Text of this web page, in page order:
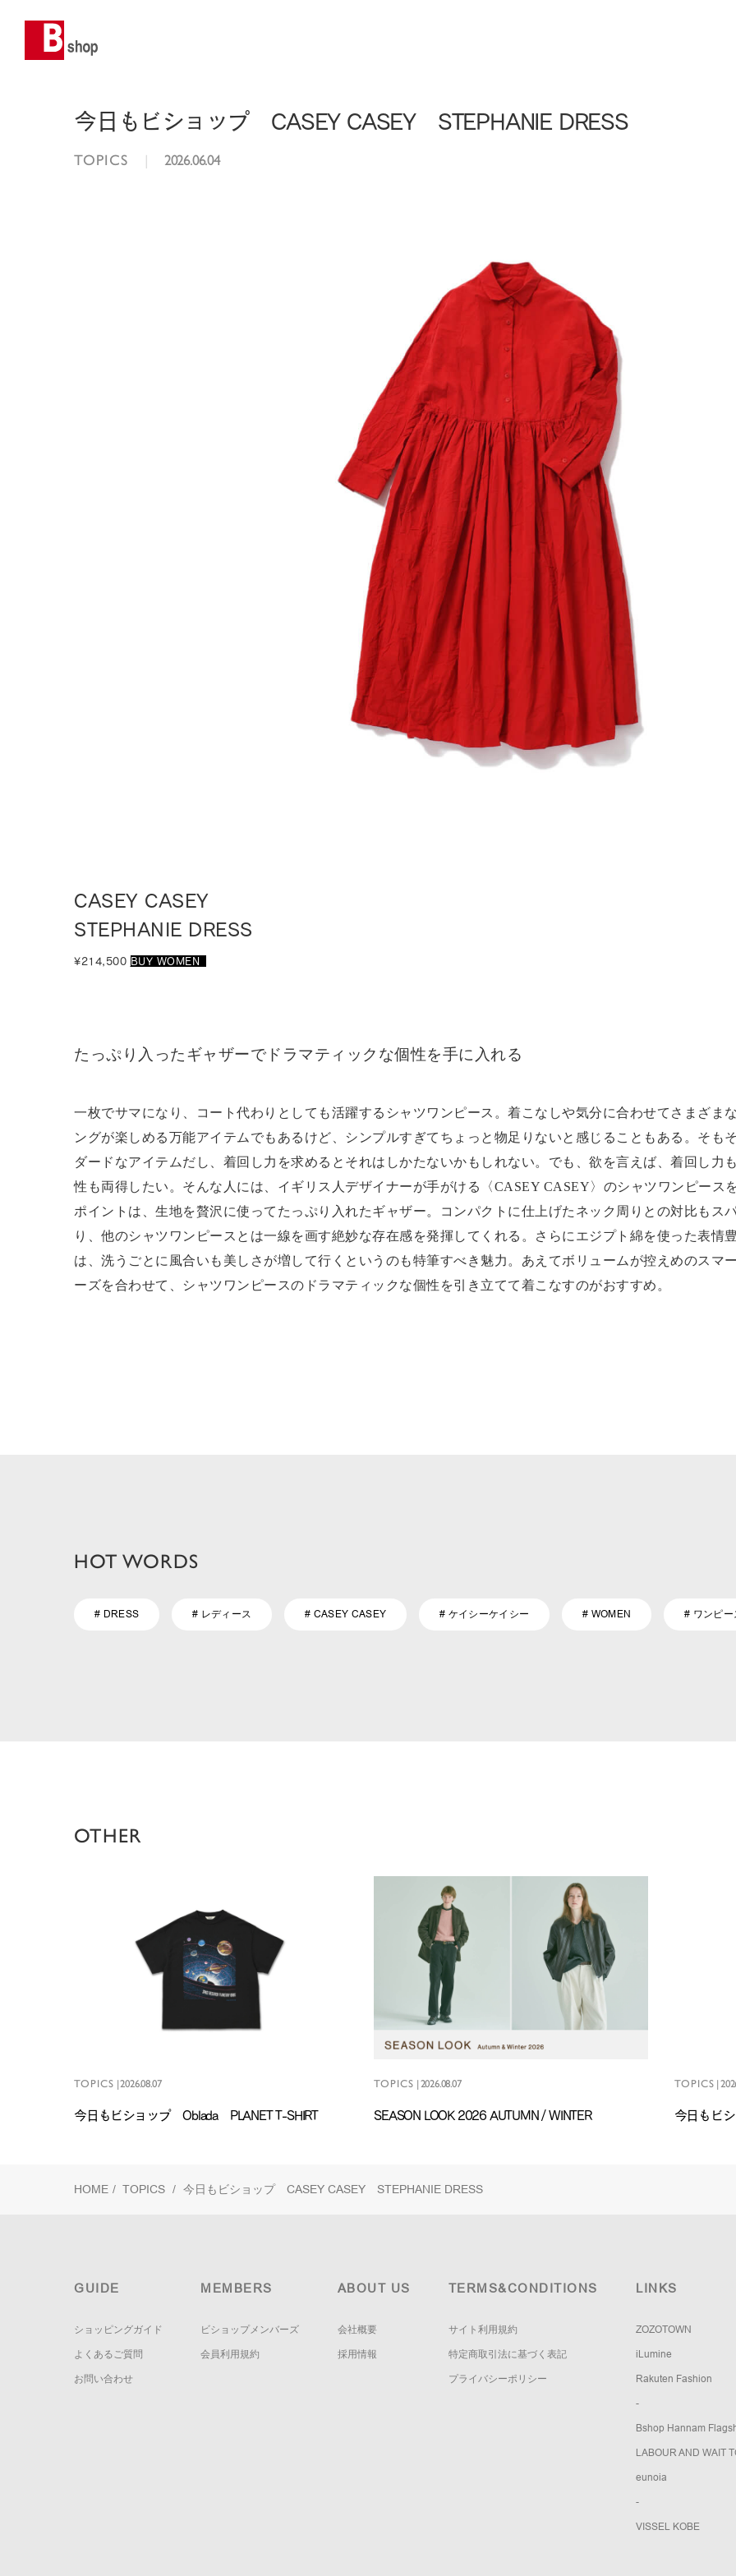
今日もビショップ CASEY CASEY STEPHANIE DRESS
TOPICS | 2026.06.04
CASEY CASEY
STEPHANIE DRESS
¥214,500 BUY WOMEN
たっぷり入ったギャザーでドラマティックな個性を手に入れる
一枚でサマになり、コート代わりとしても活躍するシャツワンピース。着こなしや気分に合わせてさまざま
ングが楽しめる万能アイテムでもあるけど、シンプルすぎてちょっと物足りないと感じることもある。そも
ダードなアイテムだし、着回し力を求めるとそれはしかたないかもしれない。でも、欲を言えば、着回し力
性も両得したい。そんな人には、イギリス人デザイナーが手がける〈CASEY CASEY〉のシャツワンピース
ポイントは、生地を贅沢に使ってたっぷり入れたギャザー。コンパクトに仕上げたネック周りとの対比もス
り、他のシャツワンピースとは一線を画す絶妙な存在感を発揮してくれる。さらにエジプト綿を使った表情
は、洗うごとに風合いも美しさが増して行くというのも特筆すべき魅力。あえてボリュームが控えめのスマ
ーズを合わせて、シャツワンピースのドラマティックな個性を引き立てて着こなすのがおすすめ。
HOT WORDS
# DRESS # レディース # CASEY CASEY # ケイシーケイシー # WOMEN # ワンピー
OTHER
TOPICS |2026.08.07
今日もビショップ Oblada PLANET T-SHIRT
TOPICS | 2026.08.07
SEASON LOOK 2026 AUTUMN / WINTER
TOPICS |
今日もビ
HOME / TOPICS / 今日もビショップ CASEY CASEY STEPHANIE DRESS
GUIDE
ショッピングガイド
よくあるご質問
お問い合わせ
MEMBERS
ビショップメンバーズ
会員利用規約
ABOUT US
会社概要
採用情報
TERMS&CONDITIONS
サイト利用規約
特定商取引法に基づく表記
プライバシーポリシー
LINKS
ZOZOTOWN
iLumine
Rakuten Fashion
-
Bshop Hannam
LABOUR AND WAIT
eunoia
-
VISSEL KOBE